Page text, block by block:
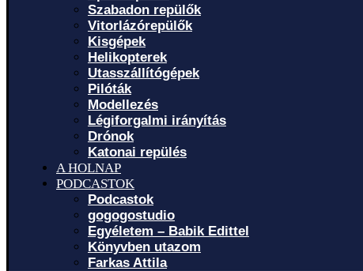
Szabadon repülők
Vitorlázórepülők
Kisgépek
Helikopterek
Utasszállítógépek
Pilóták
Modellezés
Légiforgalmi irányítás
Drónok
Katonai repülés
A HOLNAP
PODCASTOK
Podcastok
gogogostudio
Egyéletem – Babik Edittel
Könyvben utazom
Farkas Attila